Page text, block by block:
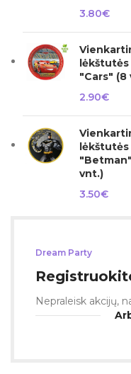
3.80€
lėkštutės
"Cars" (8
2.90€
lėkštutės
vnt.)
3.50€
Dream Party
Nepraleisk akcijų,